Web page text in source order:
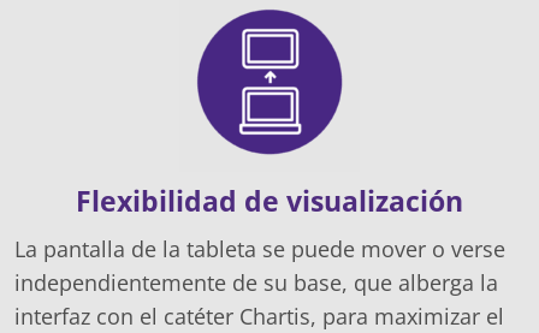
Flexibilidad de visualización
La pantalla de la tableta se puede mover o verse
independientemente de su base, que alberga la
interfaz con el catéter Chartis, para maximizar el